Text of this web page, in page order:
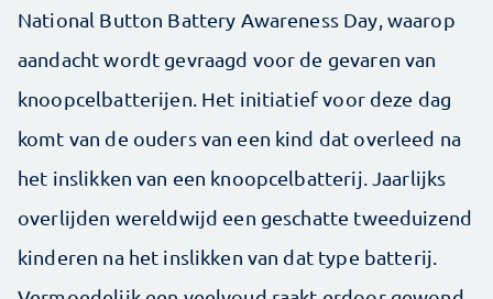
National Button Battery Awareness Day, waarop
aandacht wordt gevraagd voor de gevaren van
knoopcelbatterijen. Het initiatief voor deze dag
komt van de ouders van een kind dat overleed na
het inslikken van een knoopcelbatterij. Jaarlijks
overlijden wereldwijd een geschatte tweeduizend
kinderen na het inslikken van dat type batterij.